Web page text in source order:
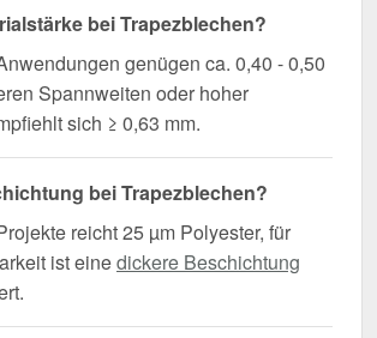
bei Trapezblechen?
genügen ca. 0,40 - 0,50
Spannweiten oder hoher
sich ≥ 0,63 mm.
bei Trapezblechen?
reicht 25 µm Polyester, für
ist einedickere Beschichtung